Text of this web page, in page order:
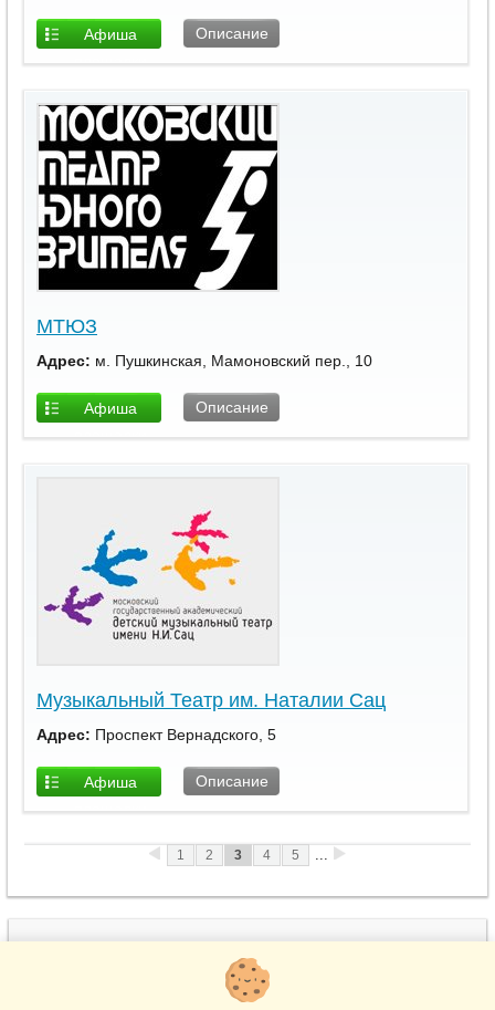
Афиша
площадки
Описание
МТЮЗ
Адрес: м. Пушкинская, Мамоновский пер., 10
Афиша
площадки
Описание
Музыкальный Театр им. Наталии Сац
Адрес: Проспект Вернадского, 5
Афиша
площадки
Описание
1 2 3 4 5 ...
(495) 215-22-17